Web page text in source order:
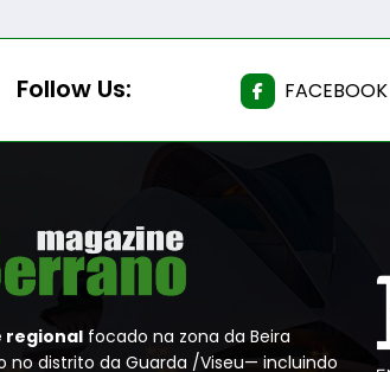
Follow Us: FACEBOOK
regional focado na zona da Beira
no distrito da Guarda /Viseu— incluindo